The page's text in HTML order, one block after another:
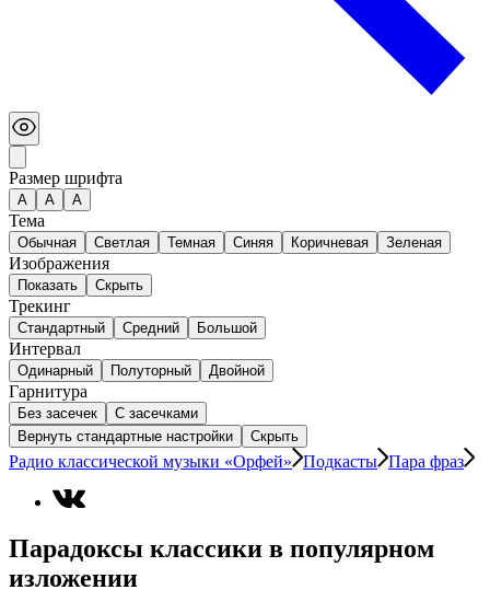
Размер шрифта
А A A
Тема
Обычная Светлая Темная Синяя Коричневая Зеленая
Изображения
Показать Скрыть
Трекинг
Стандартный Средний Большой
Интервал
Одинарный Полуторный Двойной
Гарнитура
Без засечек
С засечками
Вернуть стандартные настройки
Скрыть
Радио классической музыки «Орфей» Подкасты Пара фраз
Парадоксы классики в популярном
изложении